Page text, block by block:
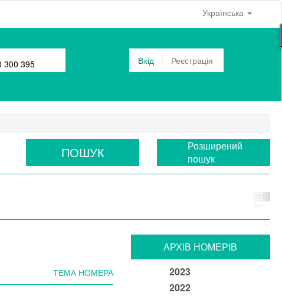
Українська
300 395 Вхід Реєстрація
ПОШУК
Розширений
пошук
ТЕМА НОМЕРА
АРХIВ НОМЕРIВ
2023
2022